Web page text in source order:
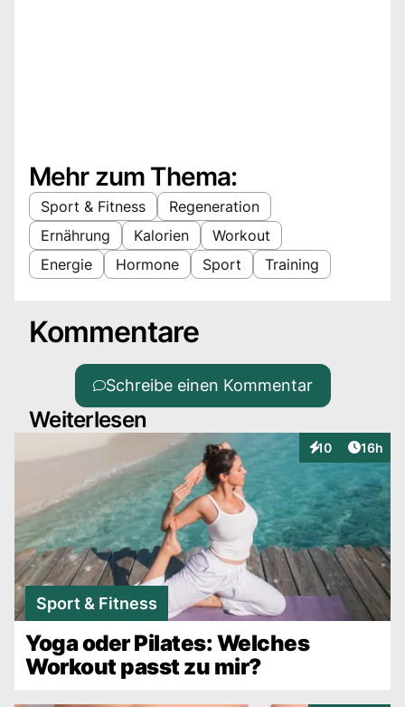
Mehr zum Thema:
Sport & Fitness
Regeneration
Ernährung
Kalorien
Workout
Energie
Hormone Sport Training
Kommentare
Schreibe einen Kommentar
Weiterlesen
10
Interaktionen
Artikel
16h
Sport & Fitness
Yoga oder Pilates: Welches
Workout passt zu mir?